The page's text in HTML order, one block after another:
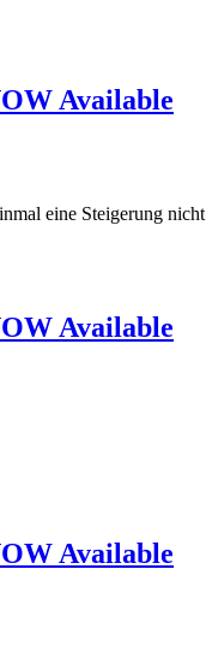
Available
eine Steigerung
Available
Available